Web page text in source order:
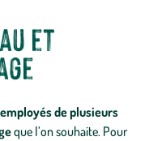
et
de plusieurs
que l’on souhaite. Pour